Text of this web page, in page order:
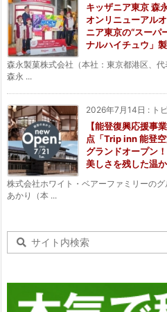
キッザニア東京 森
オンリニューアル
ニア東京の“スーパ
ナルハイチュウ」
森永製菓株式会社（本社：東京都港区、
森永 ...
2026年7月14日 : ト
【能登復興応援事
点「Trip inn 能登
グランドオープン
美しさを残した温
株式会社ホワイト・ベアーファミリーの
あかり（本 ...